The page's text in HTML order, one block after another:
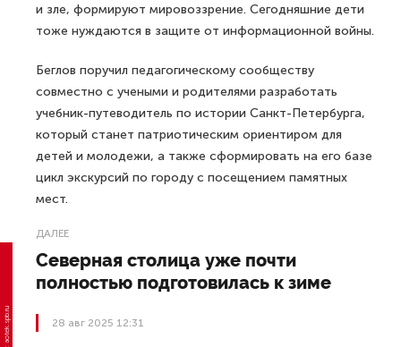
и зле, формируют мировоззрение. Сегодняшние дети
тоже нуждаются в защите от информационной войны.
Беглов поручил педагогическому сообществу
совместно с учеными и родителями разработать
учебник-путеводитель по истории Санкт-Петербурга,
который станет патриотическим ориентиром для
детей и молодежи, а также сформировать на его базе
цикл экскурсий по городу с посещением памятных
мест.
ДАЛЕЕ
Северная столица уже почти
полностью подготовилась к зиме
28 авг 2025 12:31